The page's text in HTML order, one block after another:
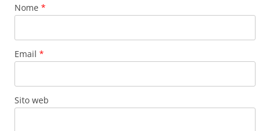
Nome *
Email *
Sito web